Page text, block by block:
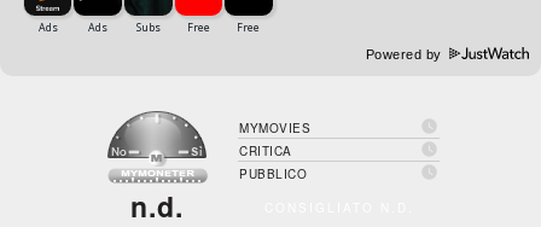
Powered by
n.d.
MYMOVIES 
CRITICA 
PUBBLICO 